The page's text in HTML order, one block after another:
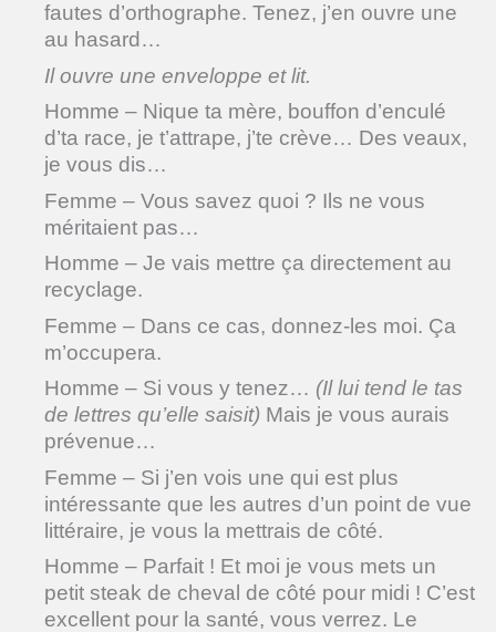
fautes d’orthographe. Tenez, j’en ouvre une
au hasard…
Il ouvre une enveloppe et lit.
Homme – Nique ta mère, bouffon d’enculé
d’ta race, je t’attrape, j’te crève… Des veaux,
je vous dis…
Femme – Vous savez quoi ? Ils ne vous
méritaient pas…
Homme – Je vais mettre ça directement au
recyclage.
Femme – Dans ce cas, donnez-les moi. Ça
m’occupera.
Homme – Si vous y tenez… (Il lui tend le tas
de lettres qu’elle saisit) Mais je vous aurais
prévenue…
Femme – Si j’en vois une qui est plus
intéressante que les autres d’un point de vue
littéraire, je vous la mettrais de côté.
Homme – Parfait ! Et moi je vous mets un
petit steak de cheval de côté pour midi ! C’est
excellent pour la santé, vous verrez. Le